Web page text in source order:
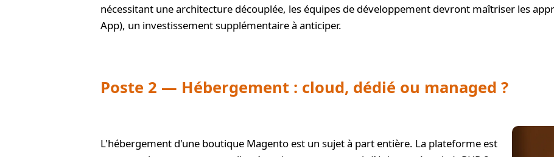
nécessitant une architecture découplée, les équipes de développement devront maîtriser les
App), un investissement supplémentaire à anticiper.
Poste 2 — Hébergement : cloud, dédié ou managed ?
L'hébergement d'une boutique Magento est un sujet à part entière. La plateforme est